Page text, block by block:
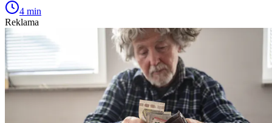
4 min
Reklama